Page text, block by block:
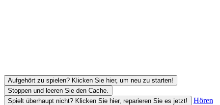
Aufgehört zu spielen? Klicken Sie hier, um neu zu starten!
Stoppen und leeren Sie den Cache.
Spielt überhaupt nicht? Klicken Sie hier, reparieren Sie es jetzt!
Hören